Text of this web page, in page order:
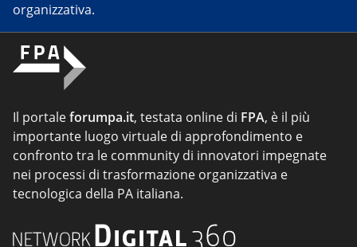
organizzativa.
Il portaleforumpa.it, testata online di FPA, è il più
importante luogo virtuale di approfondimento e
confronto tra le community di innovatori impegnate
nei processi di trasformazione organizzativa e
tecnologica della PA italiana.